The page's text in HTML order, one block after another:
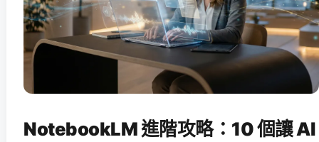
NotebookLM 進階攻略：10 個讓 AI